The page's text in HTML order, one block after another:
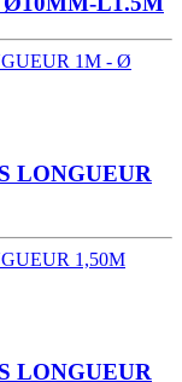
LONGUEUR
LONGUEUR